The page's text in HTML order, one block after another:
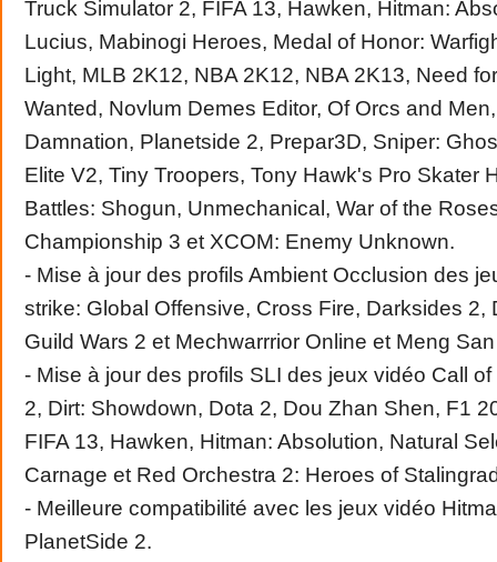
Truck Simulator 2, FIFA 13, Hawken, Hitman:
Lucius, Mabinogi Heroes, Medal of Honor:
Light, MLB 2K12, NBA 2K12, NBA 2K13, Need
Wanted, Novlum Demes Editor, Of Orcs and
Damnation, Planetside 2, Prepar3D, Sniper:
Elite V2, Tiny Troopers, Tony Hawk's Pro Skater
Battles: Shogun, Unmechanical, War of the
Championship 3 et XCOM: Enemy Unknown.
- Mise à jour des profils Ambient Occlusion des
strike: Global Offensive, Cross Fire, Darksides 2,
Guild Wars 2 et Mechwarrrior Online et Meng
- Mise à jour des profils SLI des jeux vidéo Call
2, Dirt: Showdown, Dota 2, Dou Zhan Shen, F1
FIFA 13, Hawken, Hitman: Absolution, Natural
Carnage et Red Orchestra 2: Heroes of
- Meilleure compatibilité avec les jeux vidéo
PlanetSide 2.